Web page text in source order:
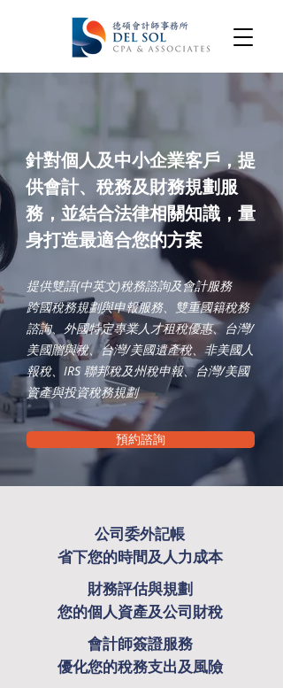
針對個人及中小企業客戶，提
供會計、稅務及財務規劃服
務，並結合法律相關知識，量
身打造最適合您的方案
提供雙語(中英文)稅務諮詢及會計服務
跨國稅務規劃與申報服務、雙重國籍稅務
諮詢、外國特定專業人才租稅優惠、台灣/
美國贈與稅、台灣/美國遺產稅、非美國人
報稅、IRS 聯邦稅及州稅申報、台灣/美國
資產與投資稅務規劃
預約諮詢
公司委外記帳
省下您的時間及人力成本
財務評估與規劃
您的個人資產及公司財稅
會計師簽證服務
優化您的稅務支出及風險